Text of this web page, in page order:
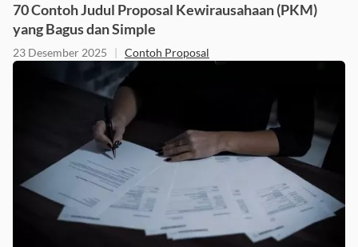
70 Contoh Judul Proposal Kewirausahaan (PKM)
yang Bagus dan Simple
23 Desember 2025 | Contoh Proposal